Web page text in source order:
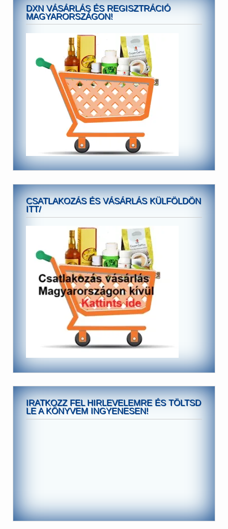
DXN VÁSÁRLÁS ÉS REGISZTRÁCIÓ
MAGYARORSZÁGON!
CSATLAKOZÁS ÉS VÁSÁRLÁS KÜLFÖLDÖN
ITT/
IRATKOZZ FEL HIRLEVELEMRE ÉS TÖLTSD
LE A KÖNYVEM INGYENESEN!